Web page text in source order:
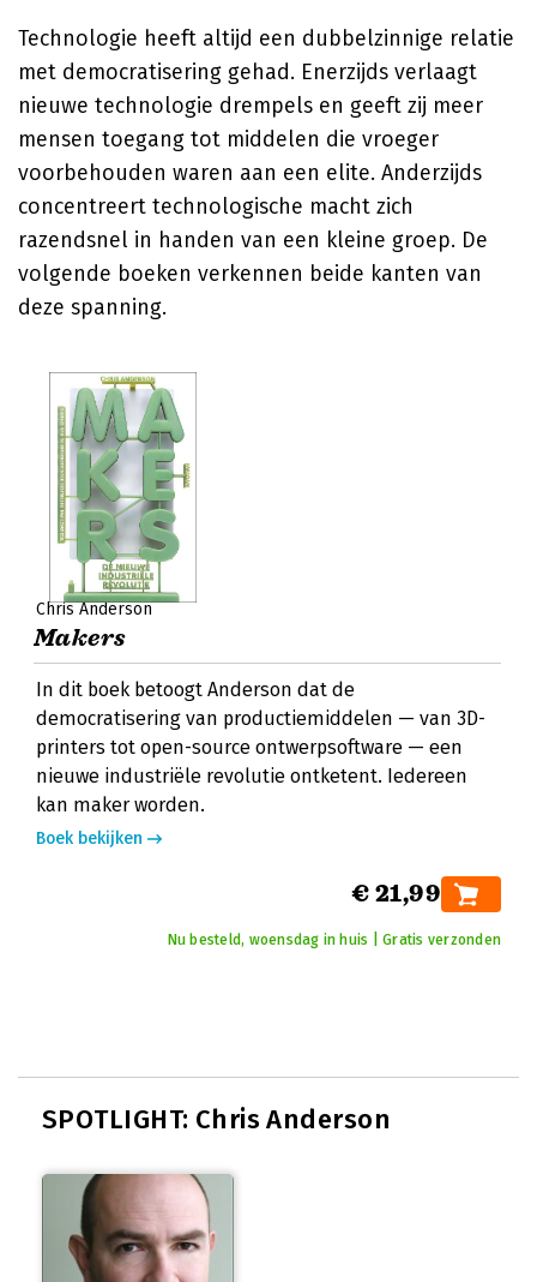
Technologie heeft altijd een dubbelzinnige relatie
met democratisering gehad. Enerzijds verlaagt
nieuwe technologie drempels en geeft zij meer
mensen toegang tot middelen die vroeger
voorbehouden waren aan een elite. Anderzijds
concentreert technologische macht zich
razendsnel in handen van een kleine groep. De
volgende boeken verkennen beide kanten van
deze spanning.
Chris Anderson
Makers
In dit boek betoogt Anderson dat de
democratisering van productiemiddelen — van 3D-
printers tot open-source ontwerpsoftware — een
nieuwe industriële revolutie ontketent. Iedereen
kan maker worden.
Boek bekijken
€ 21,99
Nu besteld, woensdag in huis | Gratis verzonden
SPOTLIGHT: Chris Anderson